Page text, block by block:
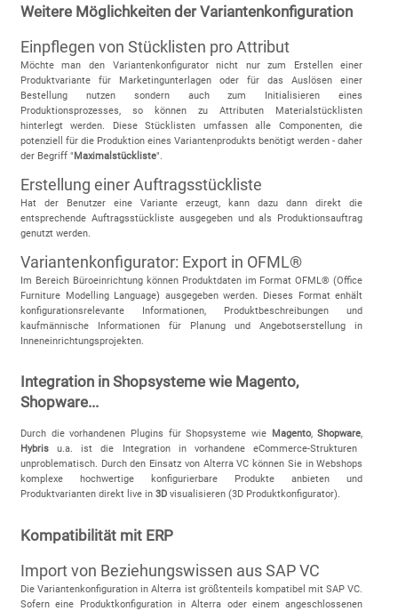
Weitere Möglichkeiten der Variantenkonfiguration
Einpflegen von Stücklisten pro Attribut
Möchte man den Variantenkonfigurator nicht nur zum Erstellen einer
Produktvariante für Marketingunterlagen oder für das Auslösen einer
Bestellung nutzen sondern auch zum Initialisieren eines
Produktionsprozesses, so können zu Attributen Materialstücklisten
hinterlegt werden. Diese Stücklisten umfassen alle Componenten, die
potenziell für die Produktion eines Variantenprodukts benötigt werden - daher
der Begriff "Maximalstückliste".
Erstellung einer Auftragsstückliste
Hat der Benutzer eine Variante erzeugt, kann dazu dann direkt die
entsprechende Auftragsstückliste ausgegeben und als Produktionsauftrag
genutzt werden.
Variantenkonfigurator: Export in OFML®
Im Bereich Büroeinrichtung können Produktdaten im Format OFML® (Office
Furniture Modelling Language) ausgegeben werden. Dieses Format enhält
konfigurationsrelevante Informationen, Produktbeschreibungen und
kaufmännische Informationen für Planung und Angebotserstellung in
Inneneinrichtungsprojekten.
Integration in Shopsysteme wie Magento,
Shopware...
Durch die vorhandenen Plugins für Shopsysteme wie Magento,Shopware,
Hybrisu.a. ist die Integration in vorhandene eCommerce-Strukturen
unproblematisch. Durch den Einsatz von Alterra VC können Sie in Webshops
komplexe hochwertige konfigurierbare Produkte anbieten und
Produktvarianten direkt live in 3Dvisualisieren (3D Produktkonfigurator).
Kompatibilität mit ERP
Import von Beziehungswissen aus SAP VC
Die Variantenkonfiguration in Alterra ist größtenteils kompatibel mit SAP VC.
Sofern eine Produktkonfiguration in Alterra oder einem angeschlossenen